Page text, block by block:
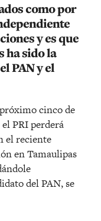
como por
y es que
ha sido la
PAN y el
cinco de
PRI perderá
el reciente
en Tamaulipas
del PAN, se